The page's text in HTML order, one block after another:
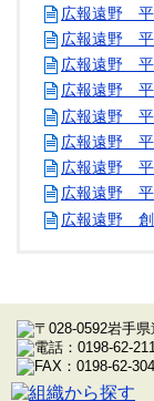
広報遠野
広報遠野
広報遠野
広報遠野
広報遠野
広報遠野
広報遠野
広報遠野
広報遠野 創